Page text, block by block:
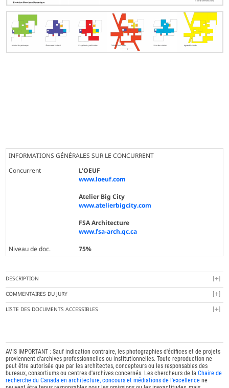
INFORMATIONS GÉNÉRALES SUR LE CONCURRENT
Concurrent
L'OEUF
www.loeuf.com
Atelier Big City
www.atelierbigcity.com
FSA Architecture
www.fsa-arch.qc.ca
Niveau de doc.
75%
DESCRIPTION
COMMENTAIRES DU JURY
LISTE DES DOCUMENTS ACCESSIBLES
AVIS IMPORTANT : Sauf indication contraire, les photographies d'édifices et de projets
proviennent d'archives professionnelles ou institutionnelles. Toute reproduction ne
peut être autorisée que par les architectes, concepteurs ou les responsables des
bureaux, consortiums ou centres d'archives concernés. Les chercheurs de laChaire de
recherche du Canada en architecture, concours et médiations de l'excellence ne